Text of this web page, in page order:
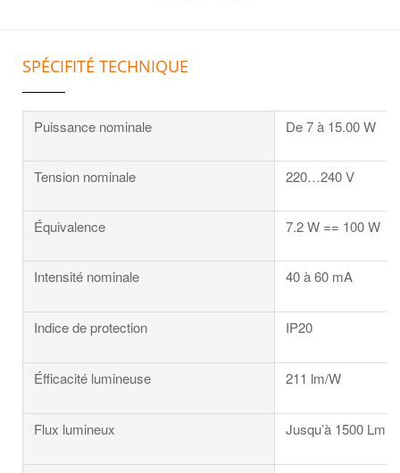
SPÉCIFITÉ TECHNIQUE
Puissance nominale De 7 à 15.00 W
Tension nominale 220…240 V
Équivalence 7.2 W == 100 W
Intensité nominale 40 à 60 mA
Indice de protection IP20
Éfficacité lumineuse 211 lm/W
Flux lumineux Jusqu’à 1500 Lm